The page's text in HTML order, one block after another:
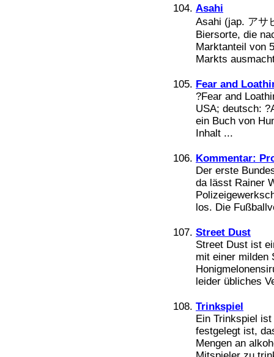
Asahi
Asahi (jap. アサ
Biersorte, die
Marktanteil von
Markts
Fear and
?Fear and
USA; deutsch:
ein Buch von
Inhalt ...
Kommentar:
Der erste
da lässt Rainer
los. Die
Street Dust
Street Dust ist
mit einer milden
leider übliches
Trinkspiel
Ein Trinkspiel
festgelegt ist,
Mengen an